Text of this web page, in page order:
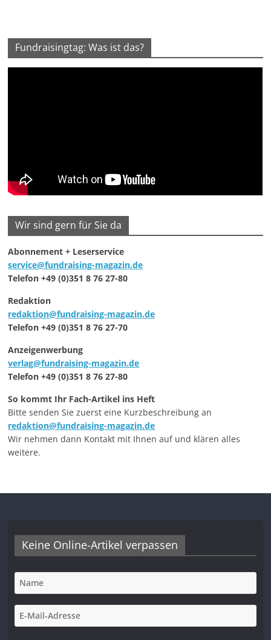
Fundraisingtag: Was ist das?
Wir sind gern für Sie da
Abonnement + Leserservice
service@fundraising-magazin.de
Telefon +49 (0)351 8 76 27-80
Redaktion
redaktion@fundraising-magazin.de
Telefon +49 (0)351 8 76 27-70
Anzeigenwerbung
verlag@fundraising-magazin.de
Telefon +49 (0)351 8 76 27-80
So kommt Ihr Fach-Artikel ins Heft
Bitte senden Sie zuerst eine Kurzbeschreibung an
redaktion@fundraising-magazin.de
Wir nehmen dann Kontakt mit Ihnen auf und klären alles
weitere.
Keine Online-Artikel verpassen